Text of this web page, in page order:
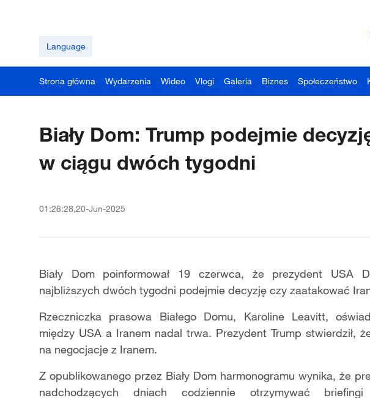
Language
Strona główna Wydarzenia Wideo Vlogi Galeria Biznes Społeczeństwo
Biały Dom: Trump podejmie
w ciągu dwóch tygodni
01:26:28,20-Jun-2025
Biały Dom poinformował 19 czerwca, że prezydent USA
najbliższych dwóch tygodni podejmie decyzję czy zaatakować
Rzeczniczka prasowa Białego Domu, Karoline Leavitt,
między USA a Iranem nadal trwa. Prezydent Trump stwierdził,
na negocjacje z Iranem.
Z opublikowanego przez Biały Dom harmonogramu wynika, że
nadchodzących dniach codziennie otrzymywać